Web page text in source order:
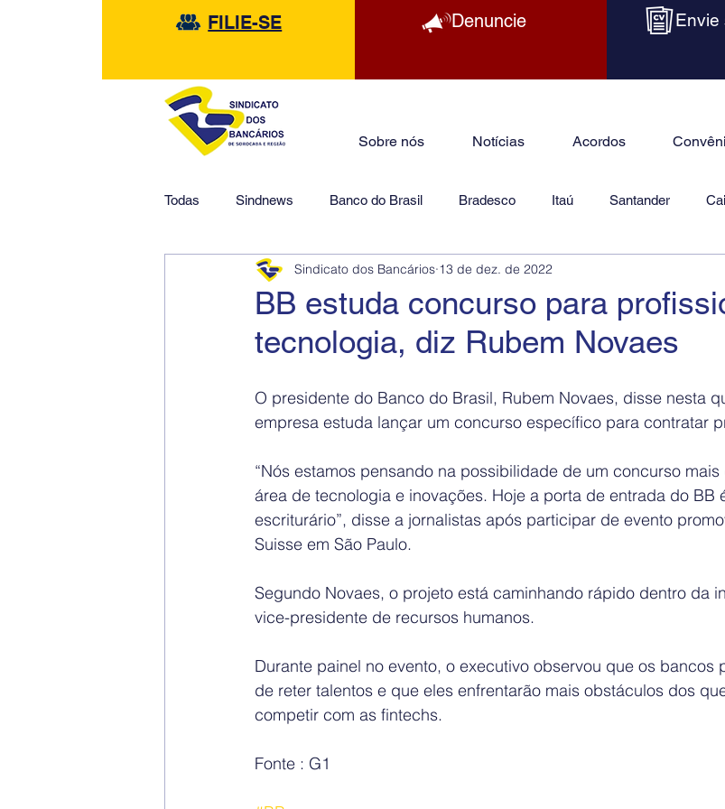
FILIE-SE Denuncie Envie
Sobre nós Notícias Acordos
Todas Sindnews Banco do Brasil Bradesco Itaú Santander
HSBC Financeiras Jurídico
BB estuda concurso para
tecnologia, diz Rubem Novaes
Sindicato dos Bancários 13 de dez. de 2022
O presidente do Banco do Brasil, Rubem Novaes, disse nesta
empresa estuda lançar um concurso específico para contratar
“Nós estamos pensando na possibilidade de um concurso
área de tecnologia e inovações. Hoje a porta de entrada do BB
escriturário”, disse a jornalistas após participar de evento
Suisse em São Paulo.
Segundo Novaes, o projeto está caminhando rápido dentro da
vice-presidente de recursos humanos.
Durante painel no evento, o executivo observou que os
de reter talentos e que eles enfrentarão mais obstáculos dos
competir com as fintechs.
Fonte : G1